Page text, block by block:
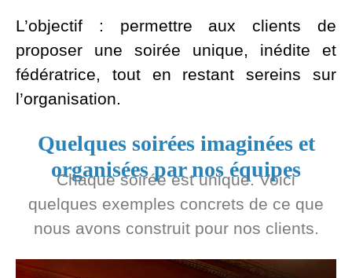
L’objectif : permettre aux clients de
proposer une soirée unique, inédite et
fédératrice, tout en restant sereins sur
l’organisation.
Quelques soirées imaginées et
organisées par nos équipes
Chaque soirée est unique. Voici
quelques exemples concrets de ce que
nous avons construit pour nos clients.